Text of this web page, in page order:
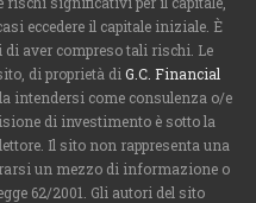
eccedere il capitale iniziale. È
aver compreso tali rischi. Le
di proprietà diG.C. Financial
intendersi come consulenza o/e
di investimento è sotto la
Il sito non rappresenta una
un mezzo di informazione o
62/2001. Gli autori del sito